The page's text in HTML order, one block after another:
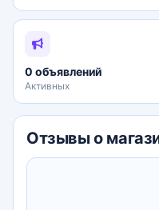
▶Если вы совершенно
хотите приобрести,
0 объявлений
Активных
Отзывы о